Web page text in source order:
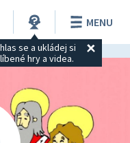
se a ukládej si
hry a videa.
MENU